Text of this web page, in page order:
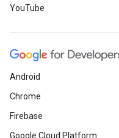
YouTube
Android
Chrome
Firebase
Google Cloud Platform